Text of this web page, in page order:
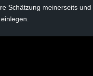
Schätzung meinerseits